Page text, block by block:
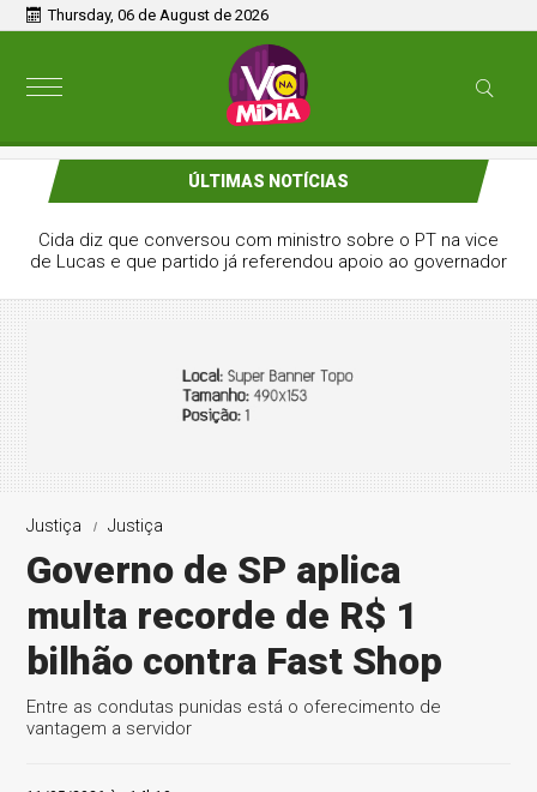
Thursday, 06 de August de 2026
ÚLTIMAS NOTÍCIAS
Cida diz que conversou com ministro sobre o PT na vice
de Lucas e que partido já referendou apoio ao governador
Justiça Justiça
Governo de SP aplica
multa recorde de R$ 1
bilhão contra Fast Shop
Entre as condutas punidas está o oferecimento de
vantagem a servidor